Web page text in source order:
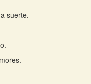
suerte.